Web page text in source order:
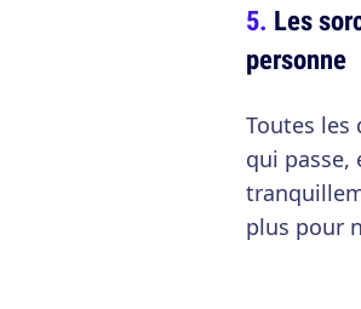
Les
personne
Toutes les
qui
plus pour